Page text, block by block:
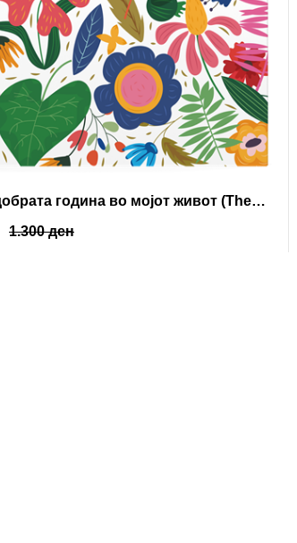
година во мојот живот (The
1.300 ден